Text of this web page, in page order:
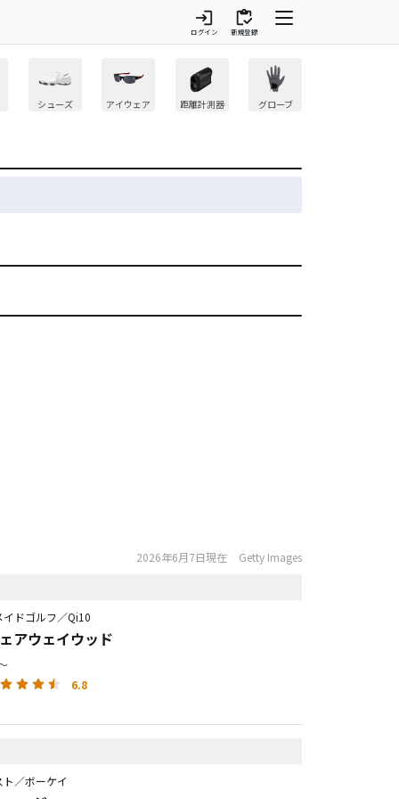
login
ログイン
inventory
新規登録
シューズ アイウェア 距離計測器 グローブ
2026年6月7日現在 Getty Images
イドゴルフ／Qi10
アウェイウッド
6.8
／ボーケイ